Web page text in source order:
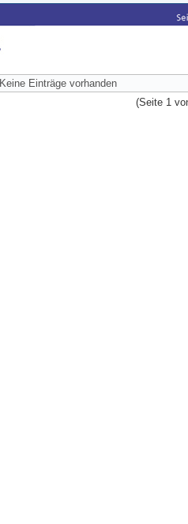
Keine Einträge vorhanden
(Seite 1